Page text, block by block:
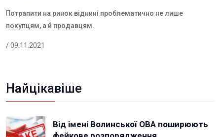
Потрапити на ринок віднині проблематично не лише
покупцям, а й продавцям.
/ 09.11.2021
Найцікавіше
Від імені Волинської ОВА поширюють